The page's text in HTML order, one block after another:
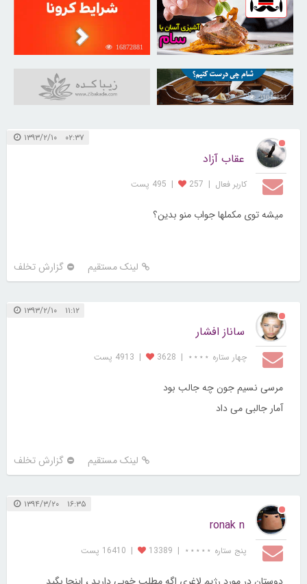
30259676
16872881
31044833
۰۲:۳۷ ۱۳۹۳/۲/۱۰
عقاب آزاد
کاربر فعال |
257
| 495 پست
میشه توی مکملها جواب منو بدین؟
لینک مستقیم گزارش تخلف
۱۱:۱۲ ۱۳۹۳/۲/۱۰
ساناز افشار
چهار ستاره ⋆⋆⋆⋆ |
3628
| 4913 پست
مرسی نسیم جون چه جالب بود
آمار جالبی می داد
لینک مستقیم گزارش تخلف
۱۶:۳۵ ۱۳۹۴/۳/۲۰
ronak n
پنج ستاره ⋆⋆⋆⋆⋆ |
13389
| 16410 پست